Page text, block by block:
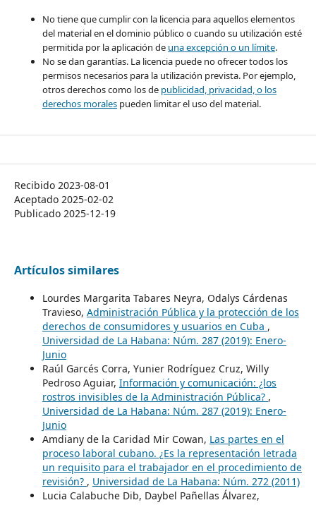
No tiene que cumplir con la licencia para aquellos elementos
del material en el dominio público o cuando su utilización esté
permitida por la aplicación de una excepción o un límite.
No se dan garantías. La licencia puede no ofrecer todos los
permisos necesarios para la utilización prevista. Por ejemplo,
otros derechos como los de publicidad, privacidad, o los
derechos moralespueden limitar el uso del material.
Recibido 2023-08-01
Aceptado 2025-02-02
Publicado 2025-12-19
Artículos similares
Lourdes Margarita Tabares Neyra, Odalys Cárdenas
Travieso, Administración Pública y la protección de los
derechos de consumidores y usuarios en Cuba ,
Universidad de La Habana: Núm. 287 (2019): Enero-
Junio
Raúl Garcés Corra, Yunier Rodríguez Cruz, Willy
Pedroso Aguiar, Información y comunicación: ¿los
rostros invisibles de la Administración Pública? ,
Universidad de La Habana: Núm. 287 (2019): Enero-
Junio
Amdiany de la Caridad Mir Cowan, Las partes en el
proceso laboral cubano. ¿Es la representación letrada
un requisito para el trabajador en el procedimiento de
revisión? , Universidad de La Habana: Núm. 272 (2011)
Lucia Calabuche Dib, Daybel Pañellas Álvarez,